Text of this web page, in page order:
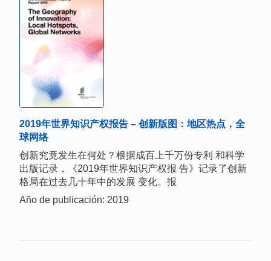
2019年世界知识产权报告 – 创新版图：地区热点，全
球网络
创新究竟发生在何处？根据成百上千万份专利 和科学
出版记录，《2019年世界知识产权报 告》记录了创新
格局在过去几十年中的发展 变化。报
Año de publicación: 2019